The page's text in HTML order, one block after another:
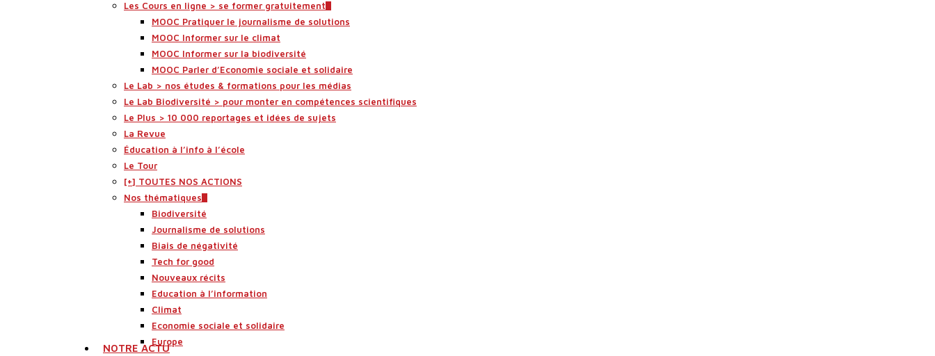
Les Cours en ligne > se former gratuitement
MOOC Pratiquer le journalisme de solutions
MOOC Informer sur le climat
MOOC Informer sur la biodiversité
MOOC Parler d’Economie sociale et solidaire
Le Lab > nos études & formations pour les médias
Le Lab Biodiversité > pour monter en compétences scientifiques
Le Plus > 10 000 reportages et idées de sujets
La Revue
Éducation à l’info à l’école
Le Tour
[+] TOUTES NOS ACTIONS
Nos thématiques
Biodiversité
Journalisme de solutions
Biais de négativité
Tech for good
Nouveaux récits
Education à l’information
Climat
Economie sociale et solidaire
Europe
NOTRE ACTU